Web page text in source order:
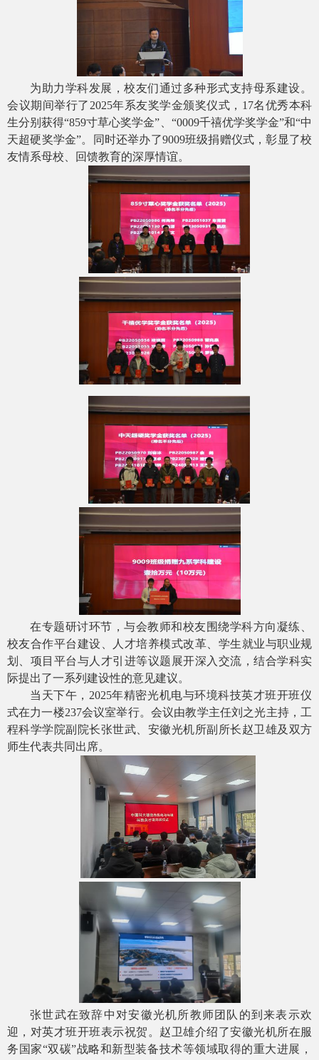
为助力学科发展，校友们通过多种形式支持母系建设。
会议期间举行了 2025年系友奖学金颁奖仪式， 17名优秀本科
生分别获得“859寸草心奖学金”、“0009千禧优学奖学金”和“中
天超硬奖学金”。同时还举办了9009班级捐赠仪式，彰显了校
友情系母校、回馈教育的深厚情谊。
在专题研讨环节，与会教师和校友围绕学科方向凝练、
校友合作平台建设、人才培养模式改革、学生就业与职业规
划、项目平台与人才引进等议题展开深入交流，结合学科实
际提出了一系列建设性的意见建议。
当天下午， 2025年精密光机电与环境科技英才班开班仪
式在力一楼237会议室举行。会议由教学主任刘之光主持，工
程科学学院副院长张世武、安徽光机所副所长赵卫雄及双方
师生代表共同出席。
张世武在致辞中对安徽光机所教师团队的到来表示欢
迎，对英才班开班表示祝贺。赵卫雄介绍了安徽光机所在服
务国家“双碳”战略和新型装备技术等领域取得的重大进展，